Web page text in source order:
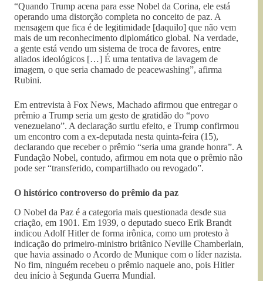
“Quando Trump acena para esse Nobel da Corina, ele está
operando uma distorção completa no conceito de paz. A
mensagem que fica é de legitimidade [daquilo] que não vem
mais de um reconhecimento diplomático global. Na verdade,
a gente está vendo um sistema de troca de favores, entre
aliados ideológicos […] É uma tentativa de lavagem de
imagem, o que seria chamado de peacewashing”, afirma
Rubini.
Em entrevista à Fox News, Machado afirmou que entregar o
prêmio a Trump seria um gesto de gratidão do “povo
venezuelano”. A declaração surtiu efeito, e Trump confirmou
um encontro com a ex-deputada nesta quinta-feira (15),
declarando que receber o prêmio “seria uma grande honra”. A
Fundação Nobel, contudo, afirmou em nota que o prêmio não
pode ser “transferido, compartilhado ou revogado”.
O histórico controverso do prêmio da paz
O Nobel da Paz é a categoria mais questionada desde sua
criação, em 1901. Em 1939, o deputado sueco Erik Brandt
indicou Adolf Hitler de forma irônica, como um protesto à
indicação do primeiro-ministro britânico Neville Chamberlain,
que havia assinado o Acordo de Munique com o líder nazista.
No fim, ninguém recebeu o prêmio naquele ano, pois Hitler
deu início à Segunda Guerra Mundial.